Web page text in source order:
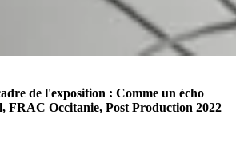
de l'exposition : Comme un écho
FRAC Occitanie, Post Production 2022